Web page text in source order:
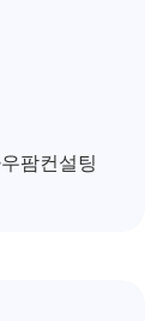
팜컨설팅